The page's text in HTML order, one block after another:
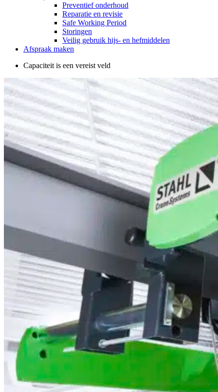
Preventief onderhoud
Reparatie en revisie
Safe Working Period
Storingen
Veilig gebruik hijs- en hefmiddelen
Afspraak maken
Capaciteit is een vereist veld